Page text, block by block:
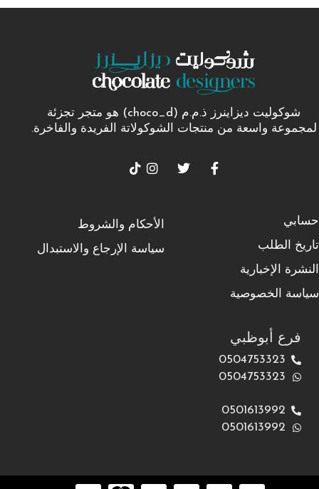
شوكوليت ديزاينرز ذ.م.م (choco_d) هو متجر تجزئة
لمجموعة واسعة من منتجات الشوكولاتة الفريدة والفاخرة.
حسابي
تاريخ الطلب
النشرة الإخبارية
سياسة الخصوصية
الأحكام والشروط
سياسة الإرجاع والاستبدال
فرع أبوظبي
0504753323
0504753323
0501613992
0501613992